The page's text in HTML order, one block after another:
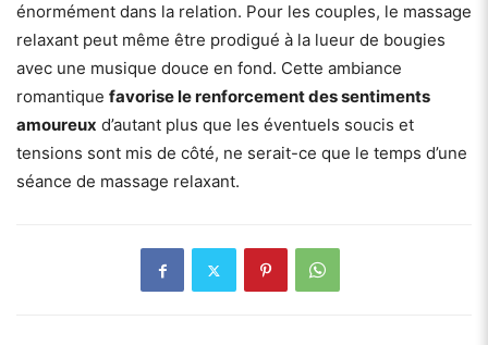
énormément dans la relation. Pour les couples, le massage
relaxant peut même être prodigué à la lueur de bougies
avec une musique douce en fond. Cette ambiance
romantique favorise le renforcement des sentiments
amoureux d’autant plus que les éventuels soucis et
tensions sont mis de côté, ne serait-ce que le temps d’une
séance de massage relaxant.